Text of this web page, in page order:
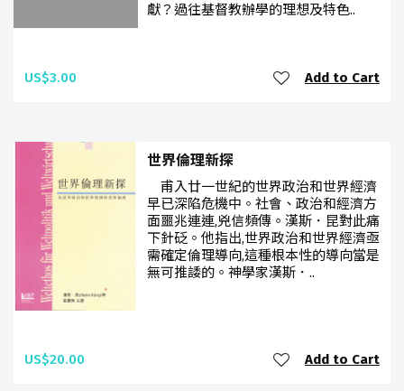
獻？過往基督教辦學的理想及特色..
US$3.00 Add to Cart
世界倫理新探
甫入廿一世紀的世界政治和世界經濟
早已深陷危機中。社會、政治和經濟方
面噩兆連連,兇信頻傳。漢斯．昆對此痛
下針砭。他指出,世界政治和世界經濟亟
需確定倫理導向,這種根本性的導向當是
無可推諉的。神學家漢斯．..
US$20.00 Add to Cart